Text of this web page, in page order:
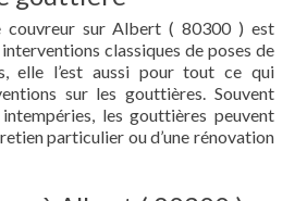
couvreur sur Albert ( 80300 ) est
classiques de poses de
elle l’est aussi pour tout ce qui
sur les gouttières. Souvent
les gouttières peuvent
particulier ou d’une rénovation